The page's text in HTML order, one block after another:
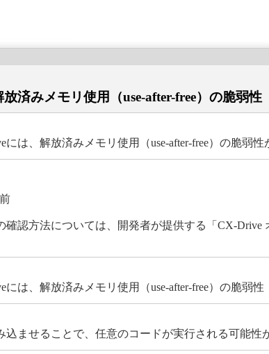
済みメモリ使用（use-after-free）の脆弱性
は、解放済みメモリ使用（use-after-free）の脆弱性
認方法については、開発者が提供する「CX-Drive
は、解放済みメモリ使用（use-after-free）の脆弱性
ませることで、任意のコードが実行される可能性